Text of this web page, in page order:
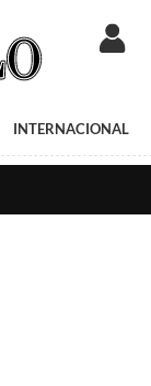
INTERNACIONAL